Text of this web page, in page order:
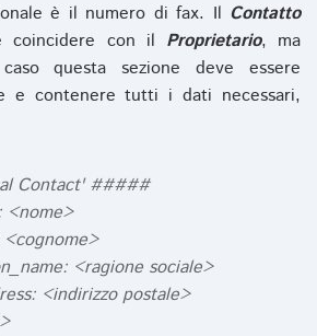
è il numero di fax. Il Contatto
con il Proprietario, ma
questa sezione deve essere
e contenere tutti i dati necessari,
Contact' #####
<nome>
<ragione sociale>
<indirizzo postale>